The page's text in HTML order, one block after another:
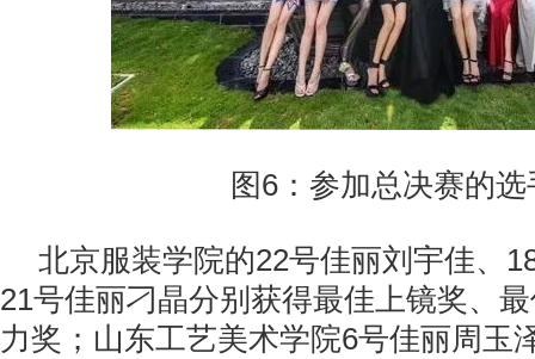
图6：参加总决赛的选
北京服装学院的22号佳丽刘宇佳、
21号佳丽刁晶分别获得最佳上镜奖、
力奖；山东工艺美术学院6号佳丽周玉